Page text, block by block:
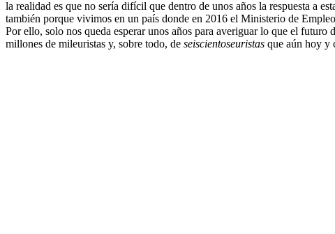
la realidad es que no sería difícil que dentro de unos años la respuesta a
también porque vivimos en un país donde en 2016 el Ministerio de
Por ello, solo nos queda esperar unos años para averiguar lo que el futuro
millones de mileuristas y, sobre todo, de seiscientoseuristas que aún hoy y